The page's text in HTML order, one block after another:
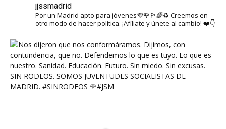
jjssmadrid
Por un Madrid apto para jóvenes💜🌹🏳️‍🌈♻️ Creemos en
otro modo de hacer política. ¡Afíliate y únete al cambio! ❤️👇